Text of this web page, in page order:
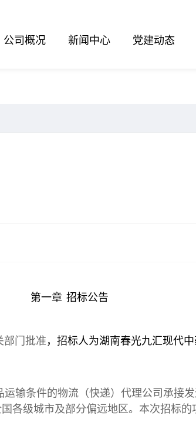
公司概况 新闻中心 党建动态
第一章 招标公告
部门批准， 招标人为湖南春光九汇现代中
运输条件的物流（快递）代理公司 承接
各级城市及部分偏远地区。 本次招标的